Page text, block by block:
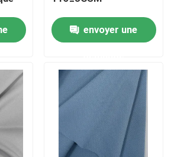
de polyester
de polyester
envoyer une